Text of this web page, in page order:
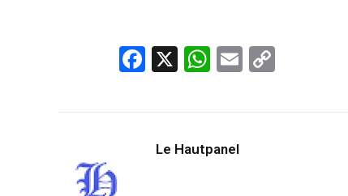
Facebook
X WhatsApp
Email
Le Hautpanel